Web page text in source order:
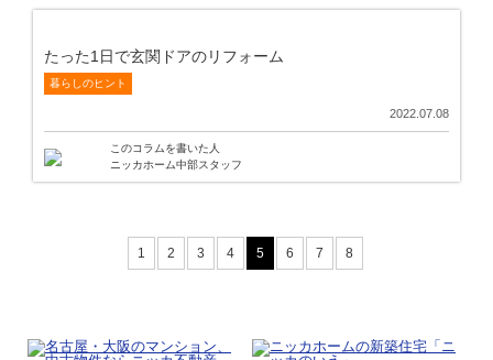
たった1日で玄関ドアのリフォーム
暮らしのヒント
2022.07.08
このコラムを書いた人
ニッカホーム中部スタッフ
1 2 3 4 5 6 7 8